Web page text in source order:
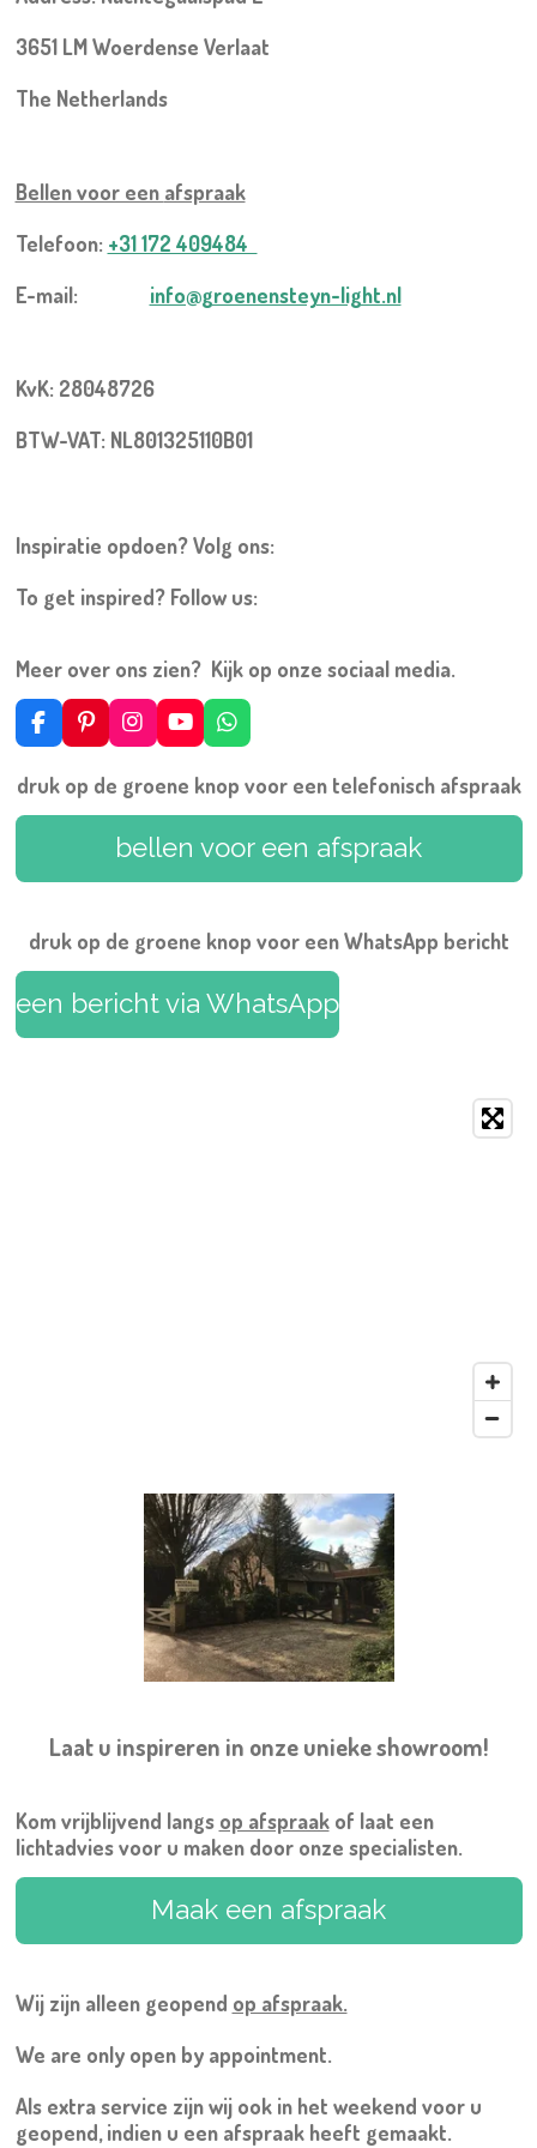
3651 LM Woerdense Verlaat
The Netherlands
Bellen voor een afspraak
Telefoon: +31 172 409484
E-mail: info@groenensteyn-light.nl
KvK: 28048726
BTW-VAT: NL801325110B01
Inspiratie opdoen? Volg ons:
To get inspired? Follow us:
Meer over ons zien? Kijk op onze sociaal media.
F
a
e
b
k
P
i
t
e
s
I
n
t
a
g
r
a
Y
o
T
u
b
e
W
h
t
s
A
p
p
druk op de groene knop voor een telefonisch afspraak
bellen voor een afspraak
druk op de groene knop voor een WhatsApp bericht
een bericht via WhatsApp
Laat u inspireren in onze unieke showroom!
Kom vrijblijvend langs op afspraakof laat een
lichtadvies voor u maken door onze specialisten.
Maak een afspraak
Wij zijn alleen geopend op afspraak.
We are only open by appointment.
Als extra service zijn wij ook in het weekend voor u
geopend, indien u een afspraak heeft gemaakt.